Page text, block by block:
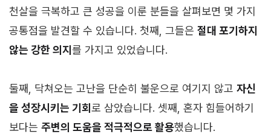
천살을 극복하고 큰 성공을 이룬 분들을 살펴보면 몇 가지
공통점을 발견할 수 있습니다. 첫째, 그들은 절대 포기하지
않는 강한 의지를 가지고 있었습니다.
둘째, 닥쳐오는 고난을 단순히 불운으로 여기지 않고 자신
을 성장시키는 기회로 삼았습니다. 셋째, 혼자 힘들어하기
보다는 주변의 도움을 적극적으로 활용했습니다.